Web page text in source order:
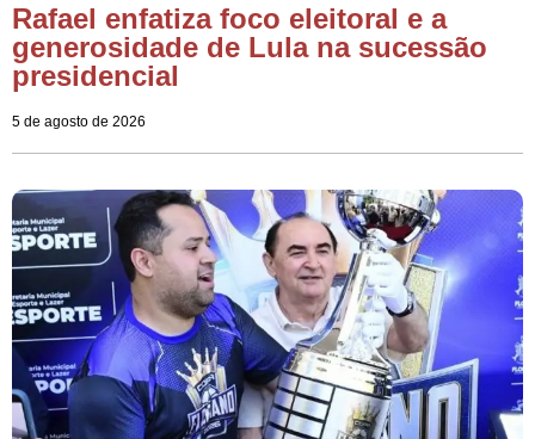
Rafael enfatiza foco eleitoral e a
generosidade de Lula na sucessão
presidencial
5 de agosto de 2026